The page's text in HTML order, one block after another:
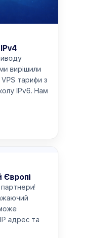
вирішили
тарифи з
IPv6. Нам
Європі
адрес та